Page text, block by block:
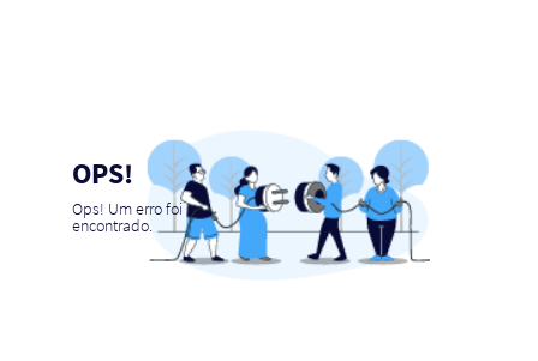
OPS!
Ops! Um erro foi
encontrado.